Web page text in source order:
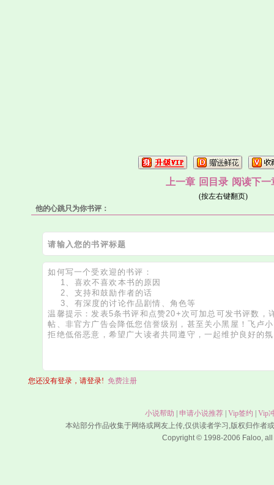
上一章 回目录 阅读下一
(按左右键翻页)
他的心跳只为你书评：
您还没有登录，请登录! 免费注册
小说帮助 | 申请小说推荐 | Vip签约 | Vip
本站部分作品收集于网络或网友上传,仅供读者学习,版权归作者
Copyright © 1998-2006 Faloo,